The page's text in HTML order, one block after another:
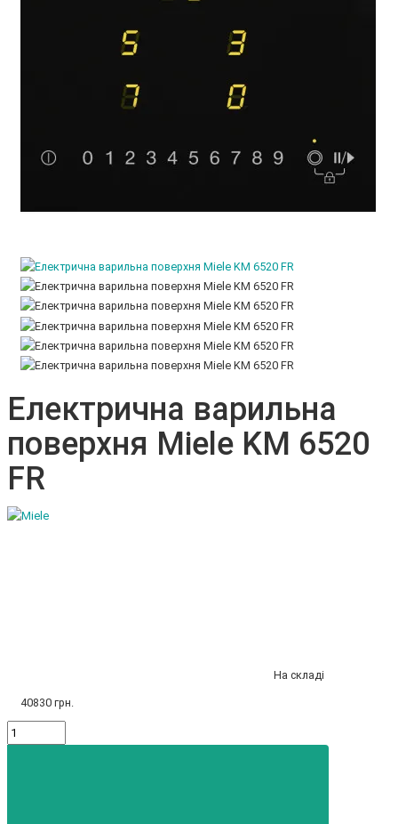
Електрична варильна
поверхня Miele KM 6520
FR
На складі
40830 грн.